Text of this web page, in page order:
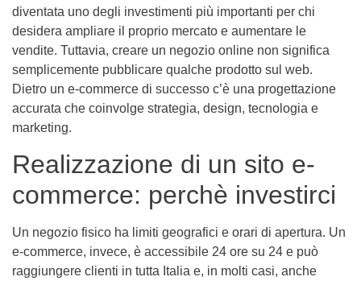
diventata uno degli investimenti più importanti per chi
desidera ampliare il proprio mercato e aumentare le
vendite. Tuttavia, creare un negozio online non significa
semplicemente pubblicare qualche prodotto sul web.
Dietro un e-commerce di successo c’è una progettazione
accurata che coinvolge strategia, design, tecnologia e
marketing.
Realizzazione di un sito e-
commerce: perchè investirci
Un negozio fisico ha limiti geografici e orari di apertura. Un
e-commerce, invece, è accessibile 24 ore su 24 e può
raggiungere clienti in tutta Italia e, in molti casi, anche